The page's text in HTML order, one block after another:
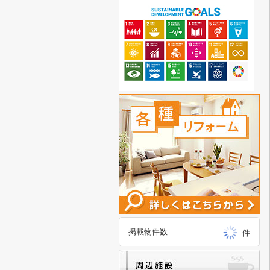
掲載物件数 件